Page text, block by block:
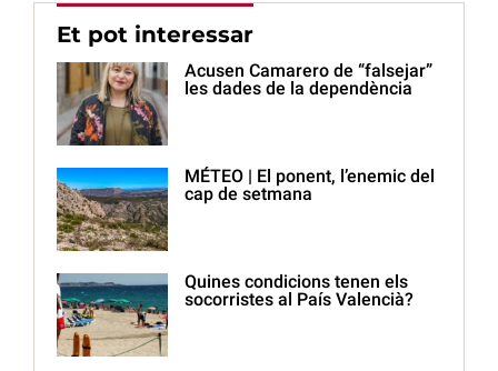
Et pot interessar
Acusen Camarero de “falsejar”
les dades de la dependència
MÉTEO | El ponent, l’enemic del
cap de setmana
Quines condicions tenen els
socorristes al País Valencià?